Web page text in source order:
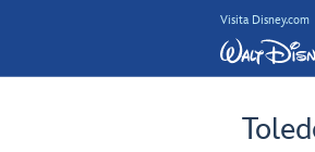
Visita Disney.com